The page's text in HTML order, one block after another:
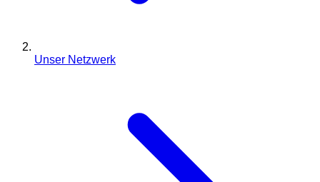
Unser Netzwerk